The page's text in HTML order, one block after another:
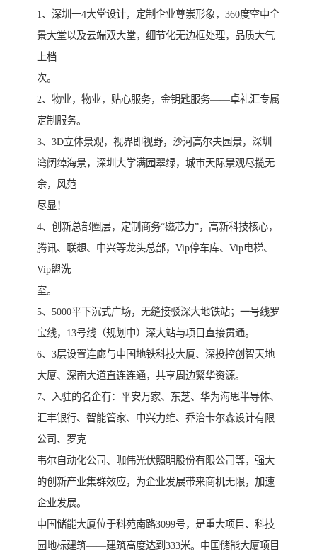
1、深圳一4大堂设计，定制企业尊崇形象，360度空中全
景大堂以及云端双大堂，细节化无边框处理，品质大气
上档
次。
2、物业，物业，贴心服务，金钥匙服务――卓礼汇专属
定制服务。
3、3D立体景观，视界即视野，沙河高尔夫园景，深圳
湾阔绰海景，深圳大学满园翠绿，城市天际景观尽揽无
余，风范
尽显！
4、创新总部圈层，定制商务“磁芯力”，高新科技核心，
腾讯、联想、中兴等龙头总部，Vip停车库、Vip电梯、
Vip盥洗
室。
5、5000平下沉式广场，无缝接驳深大地铁站；一号线罗
宝线，13号线（规划中）深大站与项目直接贯通。
6、3层设置连廊与中国地铁科技大厦、深投控创智天地
大厦、深南大道直连连通，共享周边繁华资源。
7、入驻的名企有：平安万家、东芝、华为海思半导体、
汇丰银行、智能管家、中兴力维、乔治卡尔森设计有限
公司、罗克
韦尔自动化公司、咖伟光伏照明股份有限公司等，强大
的创新产业集群效应，为企业发展带来商机无限，加速
企业发展。
中国储能大厦位于科苑南路3099号，是重大项目、科技
园地标建筑——建筑高度达到333米。中国储能大厦项目